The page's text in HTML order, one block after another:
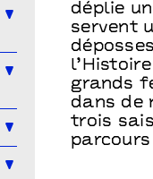
déplie
servent
grands
dans de
trois